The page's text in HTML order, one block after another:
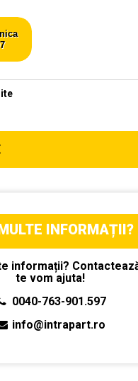
INFORMAȚII?
informații?
te vom ajuta!
0040-763-901.597
info@intrapart.ro